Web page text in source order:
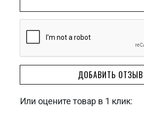
ДОБАВИТЬ ОТЗЫВ
Или оцените товар в 1 клик: